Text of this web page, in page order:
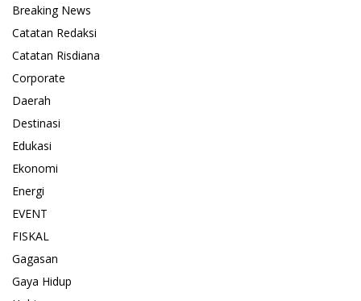
Breaking News
Catatan Redaksi
Catatan Risdiana
Corporate
Daerah
Destinasi
Edukasi
Ekonomi
Energi
EVENT
FISKAL
Gagasan
Gaya Hidup